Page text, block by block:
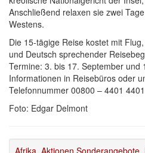
Anschließend relaxen sie zwei
Westens.
Die 15-tägige Reise kostet mit
und Deutsch sprechender
Termine: 3. bis 17. September und
Informationen in Reisebüros oder
Telefonnummer 00800 – 4401
Foto: Edgar Delmont
Afrika, Aktionen Sonderangebote,